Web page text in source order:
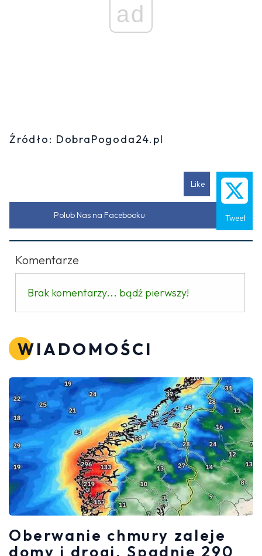
ad
Źródło: DobraPogoda24.pl
Like
Tweet
Polub Nas na Facebooku
Komentarze
Brak komentarzy... bądź pierwszy!
WIADOMOŚCI
Oberwanie chmury zaleje
domy i drogi. Spadnie 290